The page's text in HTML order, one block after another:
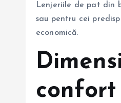
Lenjeriile de pat din
sau pentru cei
economică.